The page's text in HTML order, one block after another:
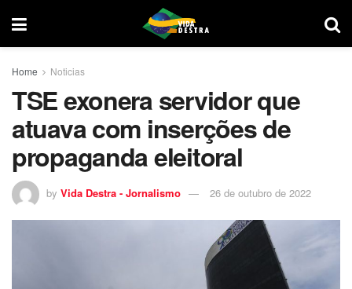
Home Noticias
TSE exonera servidor que
atuava com inserções de
propaganda eleitoral
by Vida Destra - Jornalismo 26 de outubro de 2022